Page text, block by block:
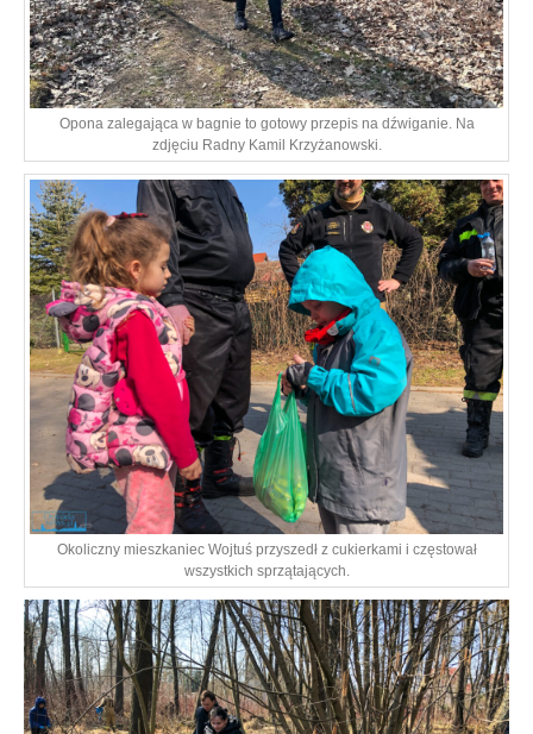
Opona zalegająca w bagnie to gotowy przepis na dźwiganie. Na
zdjęciu Radny Kamil Krzyżanowski.
Okoliczny mieszkaniec Wojtuś przyszedł z cukierkami i częstował
wszystkich sprzątających.